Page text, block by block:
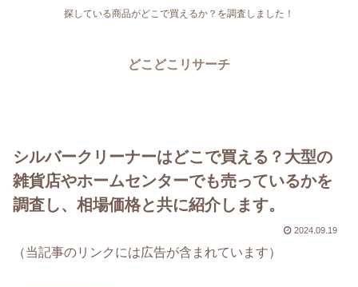
探している商品がどこで買えるか？を調査しました！
どこどこリサーチ
シルバークリーナーはどこで買える？大型の
雑貨店やホームセンターでも売っているかを
調査し、相場価格と共に紹介します。
2024.09.19
（当記事のリンクには広告が含まれています）